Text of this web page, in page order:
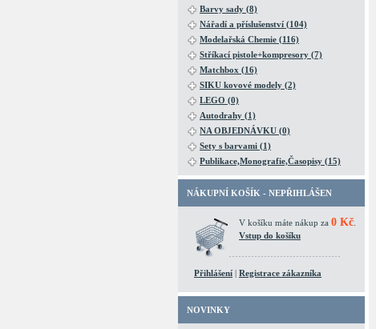
Barvy sady (8)
Nářadí a příslušenství (104)
Modelařská Chemie (116)
Stříkací pistole+kompresory (7)
Matchbox (16)
SIKU kovové modely (2)
LEGO (0)
Autodrahy (1)
NA OBJEDNÁVKU (0)
Sety s barvami (1)
Publikace,Monografie,Časopisy (15)
NÁKUPNÍ KOŠÍK - NEPŘIHLÁŠEN
V košíku máte nákup za 0 Kč
Vstup do košíku
Přihlášení | Registrace zákazníka
NOVINKY